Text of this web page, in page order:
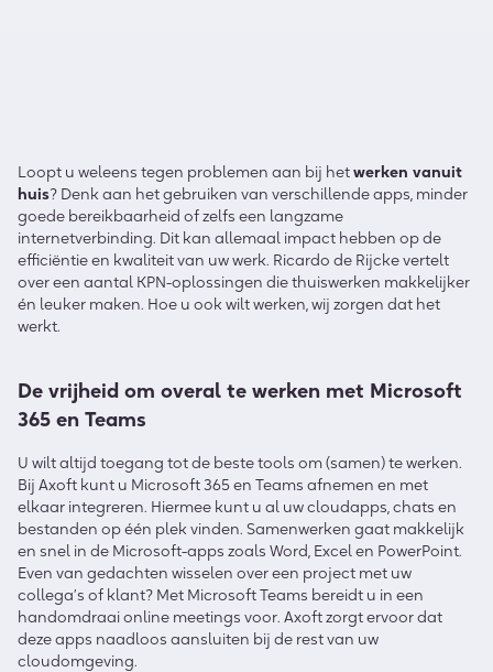
Loopt u weleens tegen problemen aan bij hetwerken vanuit
huis? Denk aan het gebruiken van verschillende apps, minder
goede bereikbaarheid of zelfs een langzame
internetverbinding. Dit kan allemaal impact hebben op de
efficiëntie en kwaliteit van uw werk. Ricardo de Rijcke vertelt
over een aantal KPN-oplossingen die thuiswerken makkelijker
én leuker maken. Hoe u ook wilt werken, wij zorgen dat het
werkt.
De vrijheid om overal te werken met Microsoft
365 en Teams
U wilt altijd toegang tot de beste tools om (samen) te werken.
Bij Axoft kunt u Microsoft 365 en Teams afnemen en met
elkaar integreren. Hiermee kunt u al uw cloudapps, chats en
bestanden op één plek vinden. Samenwerken gaat makkelijk
en snel in de Microsoft-apps zoals Word, Excel en PowerPoint.
Even van gedachten wisselen over een project met uw
collega’s of klant? Met Microsoft Teams bereidt u in een
handomdraai online meetings voor. Axoft zorgt ervoor dat
deze apps naadloos aansluiten bij de rest van uw
cloudomgeving.